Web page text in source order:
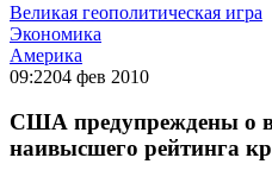
Великая геополитическая игра
Экономика
Америка
09:2204 фев 2010
США предупреждены о
наивысшего рейтинга